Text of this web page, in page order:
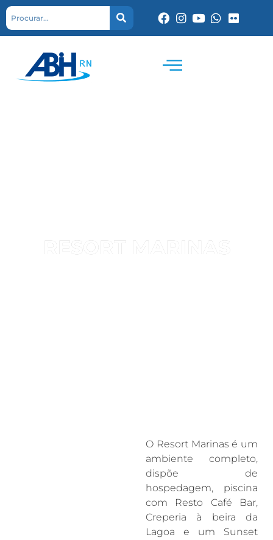
O Resort Marinas é um
ambiente completo,
dispõe de
hospedagem, piscina
com Resto Café Bar,
Creperia à beira da
Lagoa e um Sunset